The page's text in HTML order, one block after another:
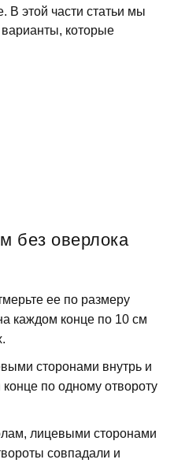
В этой части статьи мы
которые
без оверлока
ее по размеру
каждом конце по 10 см
сторонами внутрь и
по одному отвороту
лицевыми сторонами
совпадали и